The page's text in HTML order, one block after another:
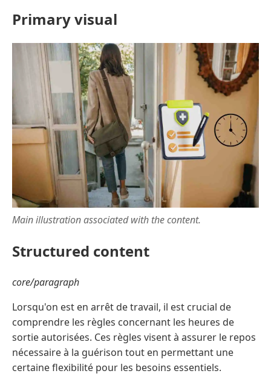
Primary visual
Main illustration associated with the content.
Structured content
core/paragraph
Lorsqu'on est en arrêt de travail, il est crucial de
comprendre les règles concernant les heures de
sortie autorisées. Ces règles visent à assurer le repos
nécessaire à la guérison tout en permettant une
certaine flexibilité pour les besoins essentiels.